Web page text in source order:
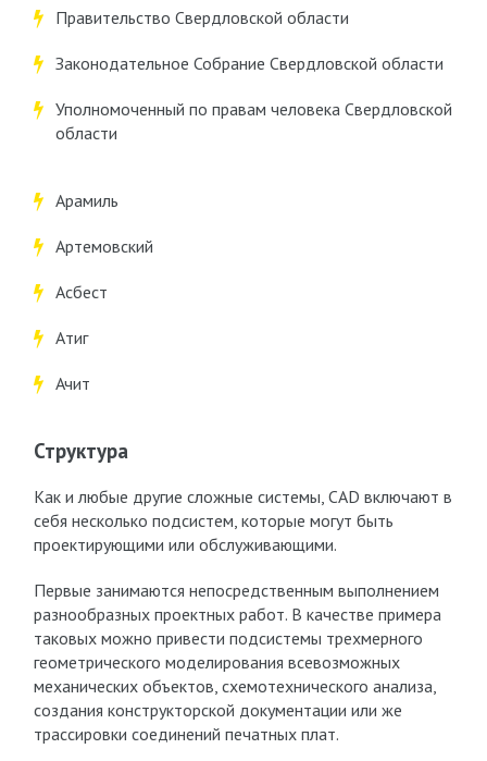
Правительство Свердловской области
Законодательное Собрание Свердловской области
Уполномоченный по правам человека Свердловской
области
Арамиль
Артемовский
Асбест
Атиг
Ачит
Структура
Как и любые другие сложные системы, CAD включают в
себя несколько подсистем, которые могут быть
проектирующими или обслуживающими.
Первые занимаются непосредственным выполнением
разнообразных проектных работ. В качестве примера
таковых можно привести подсистемы трехмерного
геометрического моделирования всевозможных
механических объектов, схемотехнического анализа,
создания конструкторской документации или же
трассировки соединений печатных плат.